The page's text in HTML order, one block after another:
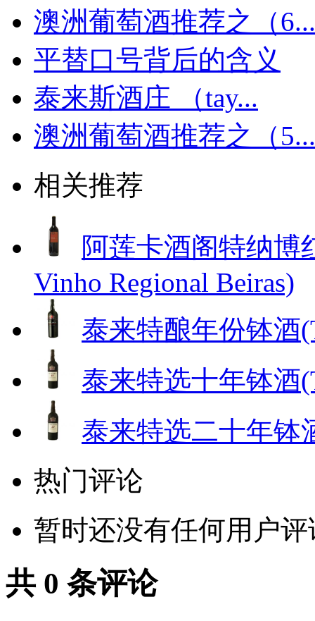
澳洲葡萄酒推荐之（6...
平替口号背后的含义
泰来斯酒庄 （tay...
澳洲葡萄酒推荐之（5...
相关推荐
阿莲卡酒阁特纳博
Vinho Regional Beiras)
泰来特酿年份钵酒
泰来特选十年钵酒
泰来特选二十年钵
热门评论
暂时还没有任何用户评
共 0 条评论